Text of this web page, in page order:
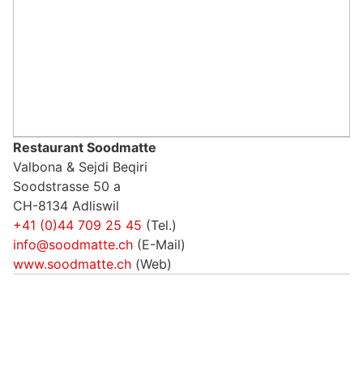
Restaurant Soodmatte
Valbona & Sejdi Beqiri
Soodstrasse 50 a
CH-8134 Adliswil
+41 (0)44 709 25 45 (Tel.)
info@soodmatte.ch (E-Mail)
www.soodmatte.ch (Web)